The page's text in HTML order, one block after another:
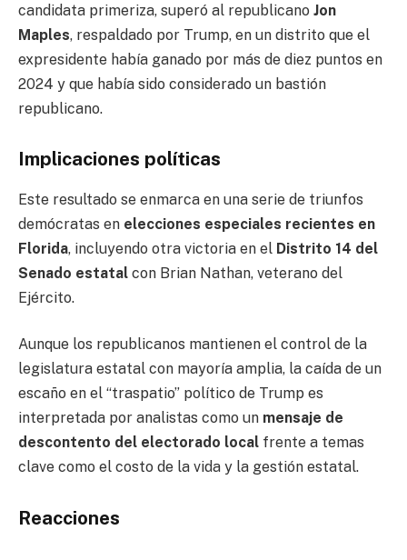
candidata primeriza, superó al republicano Jon
Maples, respaldado por Trump, en un distrito que el
expresidente había ganado por más de diez puntos en
2024 y que había sido considerado un bastión
republicano.
Implicaciones políticas
Este resultado se enmarca en una serie de triunfos
demócratas en elecciones especiales recientes en
Florida, incluyendo otra victoria en el Distrito 14 del
Senado estatal con Brian Nathan, veterano del
Ejército.
Aunque los republicanos mantienen el control de la
legislatura estatal con mayoría amplia, la caída de un
escaño en el “traspatio” político de Trump es
interpretada por analistas como un mensaje de
descontento del electorado local frente a temas
clave como el costo de la vida y la gestión estatal.
Reacciones